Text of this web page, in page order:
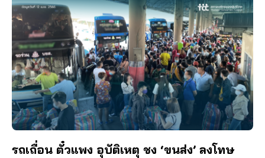
รถเถื่อน ตั๋วแพง อุบัติเหตุ ชง ‘ขนส่ง’ ลงโทษ